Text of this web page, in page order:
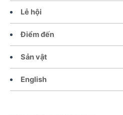
Lễ hội
Điểm đến
Sản vật
English